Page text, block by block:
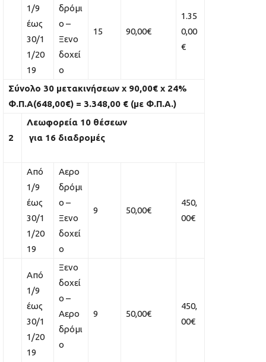
1/9
έως
30/1
1/20
19
δρόμι
ο –
Ξενο
δοχεί
ο
15 90,00€
1.35
0,00
€
Σύνολο 30 μετακινήσεων x 90,00€ x 24%
Φ.Π.Α(648,00€) = 3.348,00 € (με Φ.Π.Α.)
2
Λεωφορεία 10 θέσεων
για 16 διαδρομές
Από
1/9
έως
30/1
1/20
19
Αερο
δρόμι
ο –
Ξενο
δοχεί
ο
9 50,00€
450,
00€
Από
1/9
έως
30/1
1/20
19
Ξενο
δοχεί
ο –
Αερο
δρόμι
ο
9 50,00€
450,
00€